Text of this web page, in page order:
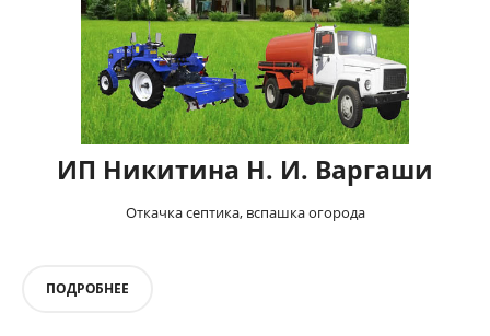
ИП Никитина Н. И. Варгаши
Откачка септика, вспашка огорода
ПОДРОБНЕЕ